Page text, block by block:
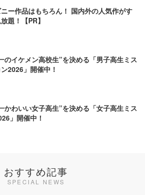
ー作品はもちろん！ 国内外の人気作がす
題！【PR】
のイケメン高校生”を決める「男子高生ミス
2026」開催中！
かわいい女子高生”を決める「女子高生ミス
」開催中！
おすすめ記事
SPECIAL NEWS